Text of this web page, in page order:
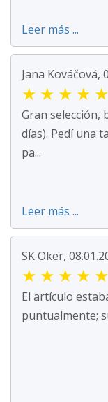
Leer más ...
Jana Kováčová,
★ ★ ★ ★ ★
Gran selección,
días). Pedí una
pa...
Leer más ...
SK Oker,
★ ★ ★ ★ ★
El artículo
puntualmente;